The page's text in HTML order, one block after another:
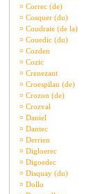
¤ Correc (de)
¤ Cosquer (du)
¤ Coudraie (de la)
¤ Couedic (du)
¤ Cozden
¤ Cozic
¤ Crenezant
¤ Croespilau (de)
¤ Crozon (de)
¤ Crozval
¤ Daniel
¤ Dantec
¤ Derrien
¤ Digloerec
¤ Digoedec
¤ Disquay (du)
¤ Dollo